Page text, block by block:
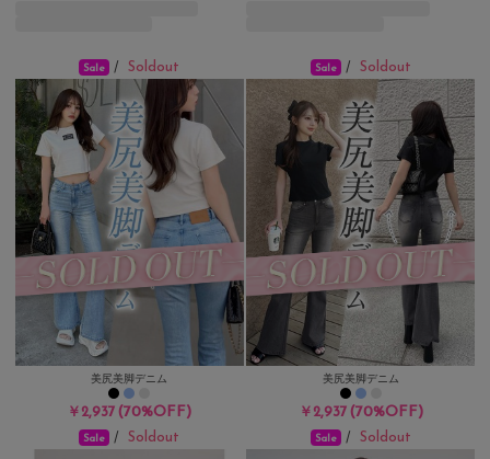
Sale /Soldout
美尻美脚デニム
￥2,937(70%OFF)
Sale / Soldout
美尻美脚デニム
￥2,937(70%OFF)
Sale /Soldout Sale / Soldout